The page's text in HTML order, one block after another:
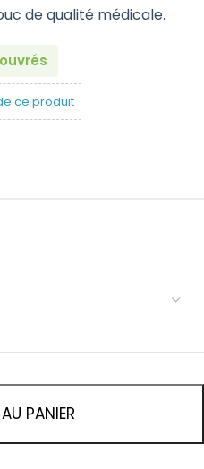
de qualité médicale.
ce produit
PANIER